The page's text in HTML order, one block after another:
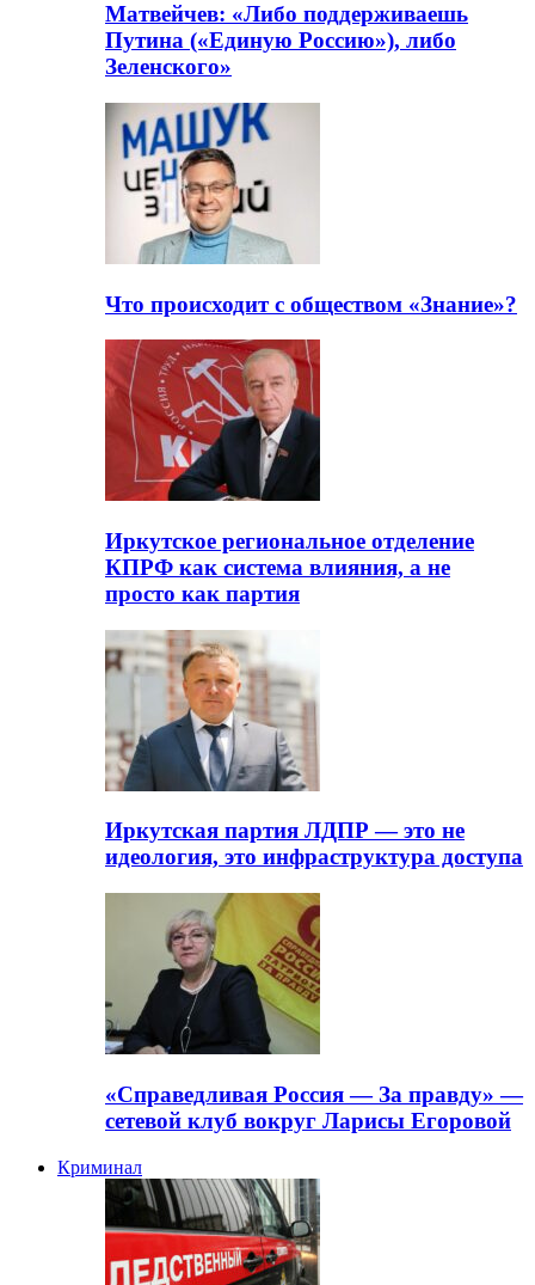
Матвейчев: «Либо поддерживаешь
Путина («Единую Россию»), либо
Зеленского»
Что происходит с обществом «Знание»?
Иркутское региональное отделение
КПРФ как система влияния, а не
просто как партия
Иркутская партия ЛДПР — это не
идеология, это инфраструктура доступа
«Справедливая Россия — За правду» —
сетевой клуб вокруг Ларисы Егоровой
Криминал